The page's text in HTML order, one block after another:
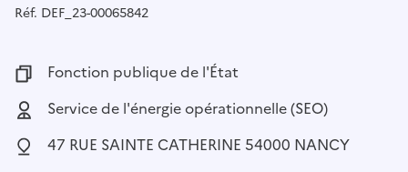
Réf. Référence :
DEF_23-00065842
Fonction publique :
Fonction publique de l'État
Employeur :
Service de l'énergie opérationnelle (SEO)
Localisation :
47 RUE SAINTE CATHERINE 54000 NANCY